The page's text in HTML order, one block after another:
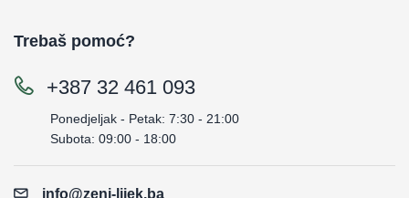
Trebaš pomoć?
+387 32 461 093
Ponedjeljak - Petak: 7:30 - 21:00
Subota: 09:00 - 18:00
info@zeni-lijek.ba